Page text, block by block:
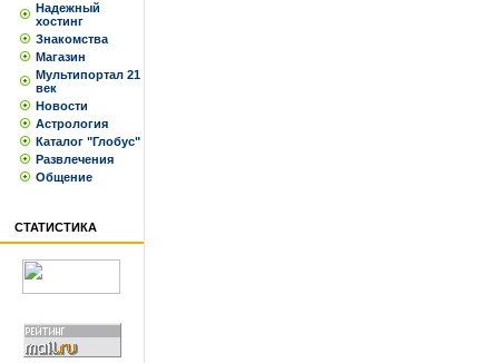
Надежный
хостинг
Знакомства
Магазин
Мультипортал 21
век
Новости
Астрология
Каталог "Глобус"
Развлечения
Общение
СТАТИСТИКА